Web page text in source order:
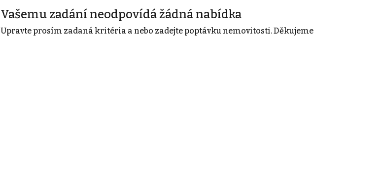
Vašemu zadání neodpovídá žádná nabídka
Upravte prosím zadaná kritéria a nebo zadejte poptávku nemovitosti. Děkujeme